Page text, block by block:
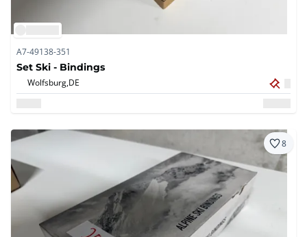
A7-49138-351
Set Ski - Bindings
Wolfsburg,DE
8